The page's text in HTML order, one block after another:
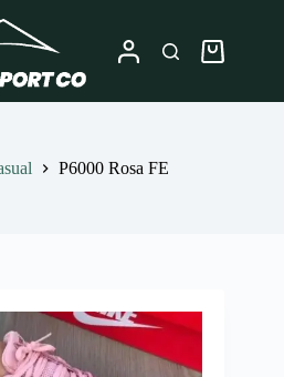
Carro
compra
P6000 Rosa FE